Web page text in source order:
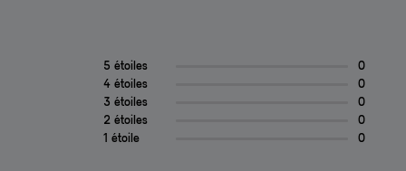
5 étoiles
0
4 étoiles
0
3 étoiles
0
2 étoiles
0
1 étoile
0